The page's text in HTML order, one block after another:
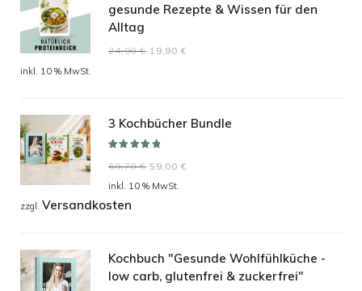
gesunde Rezepte & Wissen für den
Alltag
24,90€ Ursprünglicher
19,90 €
inkl. 10 % MwSt.
3 Kochbücher Bundle
5.00von 5
69,70€ Ursprünglicher
Preis
59,00 €
inkl. 10 % MwSt.
zzgl. Versandkosten
Kochbuch "Gesunde Wohlfühlküche -
low carb, glutenfrei & zuckerfrei"